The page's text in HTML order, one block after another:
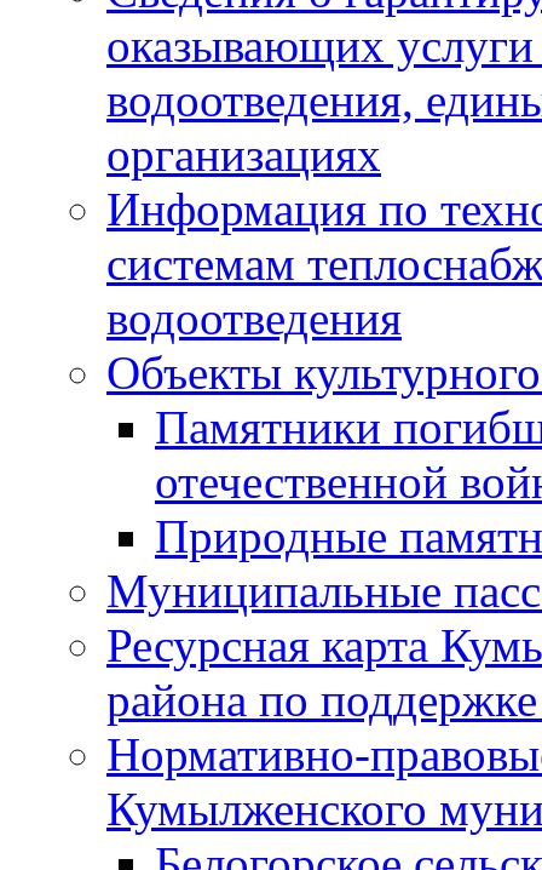
оказывающих
водоотведения,
организациях
Информация по
системам
водоотведения
Объекты
Памятники
отечественной
Природные
Муниципальные
Ресурсная карта
района по
Нормативно-
Кумылженского